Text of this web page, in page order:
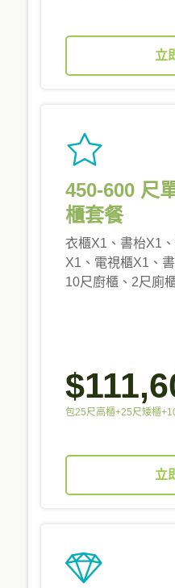
立
450-600 尺
櫃套餐
衣櫃X1、書枱X1
X1、電視櫃X1、
10尺廚櫃、2尺廁
包25尺高櫃+25尺矮櫃
立